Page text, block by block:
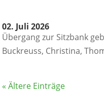
02. Juli 2026
Übergang zur Sitzbank
Buckreuss, Christina,
« Ältere Einträge